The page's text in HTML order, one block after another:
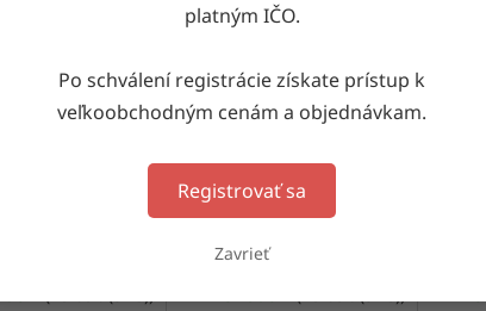
platným IČO.
Po schválení registrácie získate prístup k
veľkoobchodným cenám a objednávkam.
Registrovať sa
Zavrieť
19732 Detská tunika 19756